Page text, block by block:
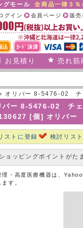
グモール全商品一律３％
販売
会員ページ
グイン
お見積り 売れ筋
オリバー 8-5476-02 チ
バー 8-5476-02 チェ
[個] オリバー
ストに登録 検討リス
ョッピングポイントがた
理・高度医療機器は、
す。